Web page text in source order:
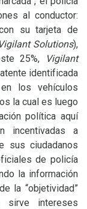
al conductor:
su tarjeta de
Vigilant Solutions),
25%,
Vigilant
identificada
los vehículos
la cual es luego
política aquí
incentivadas a
sus ciudadanos
de policía
la información
la “objetividad”
intereses